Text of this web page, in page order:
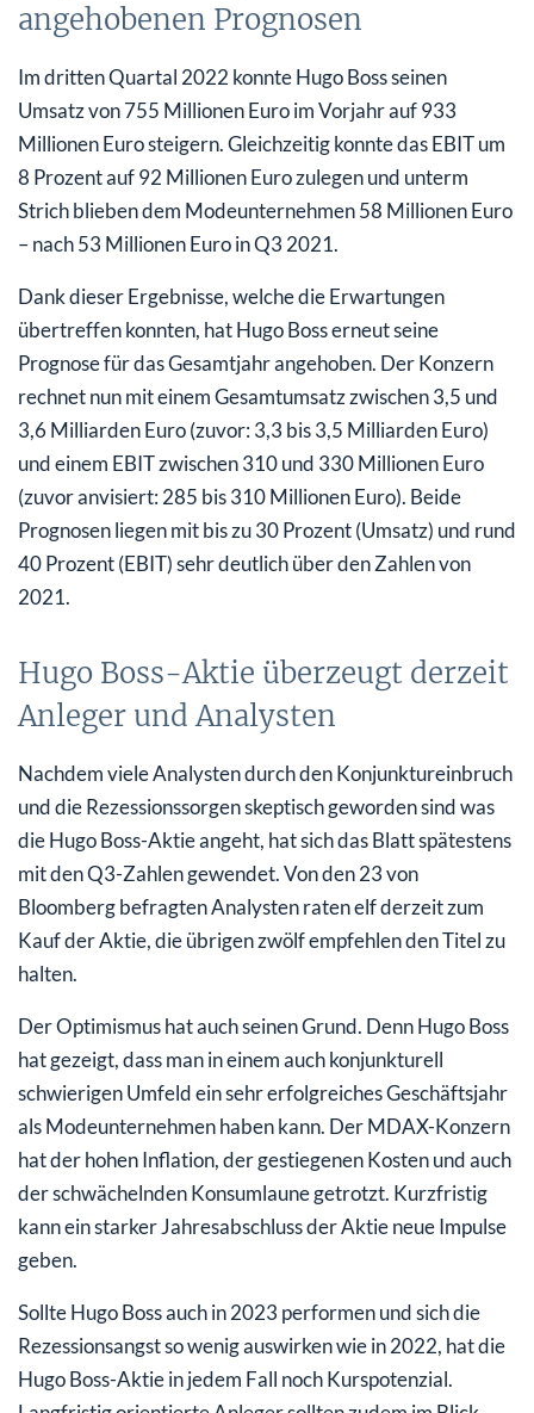
angehobenen Prognosen
Im dritten Quartal 2022 konnte Hugo Boss seinen
Umsatz von 755 Millionen Euro im Vorjahr auf 933
Millionen Euro steigern. Gleichzeitig konnte das EBIT um
8 Prozent auf 92 Millionen Euro zulegen und unterm
Strich blieben dem Modeunternehmen 58 Millionen Euro
– nach 53 Millionen Euro in Q3 2021.
Dank dieser Ergebnisse, welche die Erwartungen
übertreffen konnten, hat Hugo Boss erneut seine
Prognose für das Gesamtjahr angehoben. Der Konzern
rechnet nun mit einem Gesamtumsatz zwischen 3,5 und
3,6 Milliarden Euro (zuvor: 3,3 bis 3,5 Milliarden Euro)
und einem EBIT zwischen 310 und 330 Millionen Euro
(zuvor anvisiert: 285 bis 310 Millionen Euro). Beide
Prognosen liegen mit bis zu 30 Prozent (Umsatz) und rund
40 Prozent (EBIT) sehr deutlich über den Zahlen von
2021.
Hugo Boss-Aktie überzeugt derzeit
Anleger und Analysten
Nachdem viele Analysten durch den Konjunktureinbruch
und die Rezessionssorgen skeptisch geworden sind was
die Hugo Boss-Aktie angeht, hat sich das Blatt spätestens
mit den Q3-Zahlen gewendet. Von den 23 von
Bloomberg befragten Analysten raten elf derzeit zum
Kauf der Aktie, die übrigen zwölf empfehlen den Titel zu
halten.
Der Optimismus hat auch seinen Grund. Denn Hugo Boss
hat gezeigt, dass man in einem auch konjunkturell
schwierigen Umfeld ein sehr erfolgreiches Geschäftsjahr
als Modeunternehmen haben kann. Der MDAX-Konzern
hat der hohen Inflation, der gestiegenen Kosten und auch
der schwächelnden Konsumlaune getrotzt. Kurzfristig
kann ein starker Jahresabschluss der Aktie neue Impulse
geben.
Sollte Hugo Boss auch in 2023 performen und sich die
Rezessionsangst so wenig auswirken wie in 2022, hat die
Hugo Boss-Aktie in jedem Fall noch Kurspotenzial.